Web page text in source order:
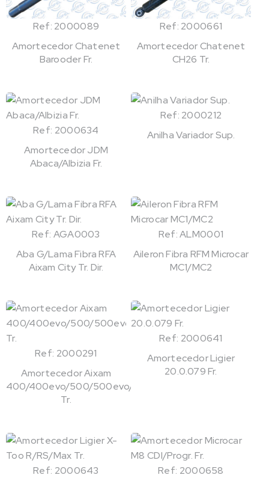
Ref: 2000089
Amortecedor Chatenet
Barooder Fr.
Ref: 2000661
Amortecedor Chatenet
CH26 Tr.
Ref: 2000634
Amortecedor JDM
Abaca/Albizia Fr.
Ref: 2000212
Anilha Variador Sup.
Ref: AGA0003
Aba G/Lama Fibra RFA
Aixam City Tr. Dir.
Ref: ALM0001
Aileron Fibra RFM Microcar
MC1/MC2
Ref: 2000291
Amortecedor Aixam
400/400evo/500/500evo/721
Tr.
Ref: 2000641
Amortecedor Ligier
20.0.079 Fr.
Ref: 2000643
Ref: 2000658